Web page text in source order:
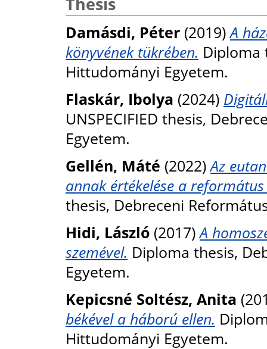
Damásdi, Péter (2019)A
könyvének tükrében. Diploma
Hittudományi Egyetem.
Flaskár, Ibolya (2024)
UNSPECIFIED thesis,
Egyetem.
Gellén, Máté (2022)Az
annak értékelése a
thesis, Debreceni
Hidi, László (2017)A
szemével. Diploma thesis,
Egyetem.
Kepicsné Soltész, Anita
békével a háború ellen.
Hittudományi Egyetem.